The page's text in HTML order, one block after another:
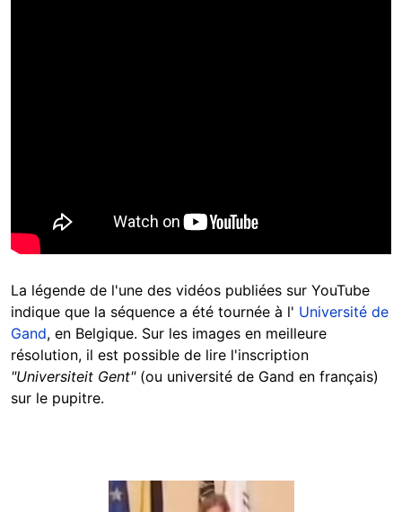
La légende de l'une des vidéos publiées sur YouTube
indique que la séquence a été tournée à l' Université de
Gand, en Belgique. Sur les images en meilleure
résolution, il est possible de lire l'inscription
"Universiteit Gent"(ou université de Gand en français)
sur le pupitre.